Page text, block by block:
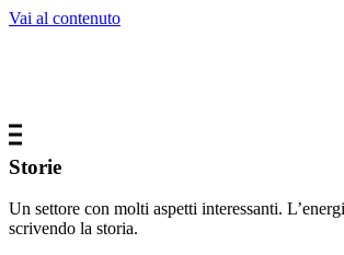
Vai al contenuto
Storie
Un settore con molti aspetti interessanti.
scrivendo la storia.